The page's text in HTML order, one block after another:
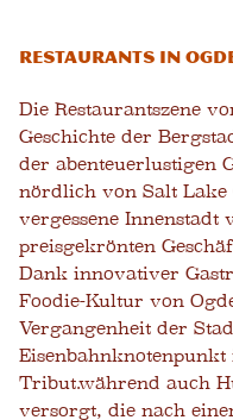
Restaurants in
Die Restaurantszene
Geschichte der
der abenteuerlustigen
nördlich von Salt Lake
vergessene Innenstadt
preisgekrönten
Dank innovativer
Foodie-Kultur von
Vergangenheit der
Eisenbahnknotenpunkt
Tribut.während auch
versorgt, die nach